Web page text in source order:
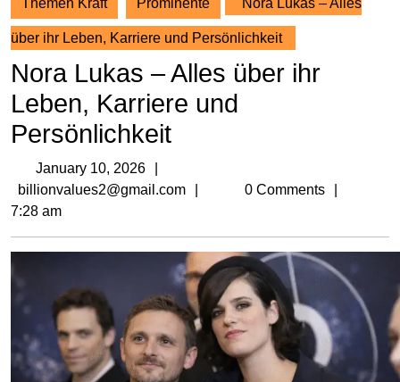
Themen Kraft Prominente Nora Lukas – Alles
über ihr Leben, Karriere und Persönlichkeit
Nora Lukas – Alles über ihr
Leben, Karriere und
Persönlichkeit
January 10, 2026
10,
billionvalues2@gmail.com billionvalues2@gmail.com
0 Comments
7:28 am